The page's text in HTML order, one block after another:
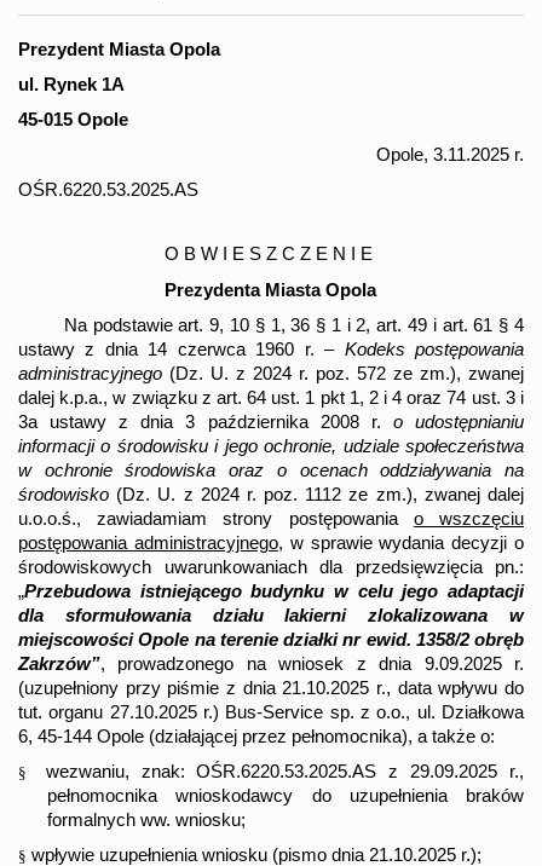
Prezydent Miasta Opola
ul. Rynek 1A
45-015 Opole
Opole, 3.11.2025 r.
OŚR.6220.53.2025.AS
OBWIESZCZENIE
Prezydenta Miasta Opola
Na podstawie art. 9, 10 § 1, 36 § 1 i 2, art. 49 i art. 61 § 4
ustawy z dnia 14 czerwca 1960 r. – Kodeks postępowania
administracyjnego (Dz. U. z 2024 r. poz. 572 ze zm.), zwanej
dalej k.p.a., w związku z art. 64 ust. 1 pkt 1, 2 i 4 oraz 74 ust. 3 i
3a ustawy z dnia 3 października 2008 r. o udostępnianiu
informacji o środowisku i jego ochronie, udziale społeczeństwa
w ochronie środowiska oraz o ocenach oddziaływania na
środowisko (Dz. U. z 2024 r. poz. 1112 ze zm.), zwanej dalej
u.o.o.ś., zawiadamiam strony postępowania o wszczęciu
postępowania administracyjnego, w sprawie wydania decyzji o
środowiskowych uwarunkowaniach dla przedsięwzięcia pn.:
„Przebudowa istniejącego budynku w celu jego adaptacji
dla sformułowania działu lakierni zlokalizowana w
miejscowości Opole na terenie działki nr ewid. 1358/2 obręb
Zakrzów”, prowadzonego na wniosek z dnia 9.09.2025 r.
(uzupełniony przy piśmie z dnia 21.10.2025 r., data wpływu do
tut. organu 27.10.2025 r.) Bus-Service sp. z o.o., ul. Działkowa
6, 45-144 Opole (działającej przez pełnomocnika), a także o:
§
wezwaniu, znak: OŚR.6220.53.2025.AS z 29.09.2025 r.,
pełnomocnika wnioskodawcy do uzupełnienia braków
formalnych ww. wniosku;
§ wpływie uzupełnienia wniosku (pismo dnia 21.10.2025 r.);